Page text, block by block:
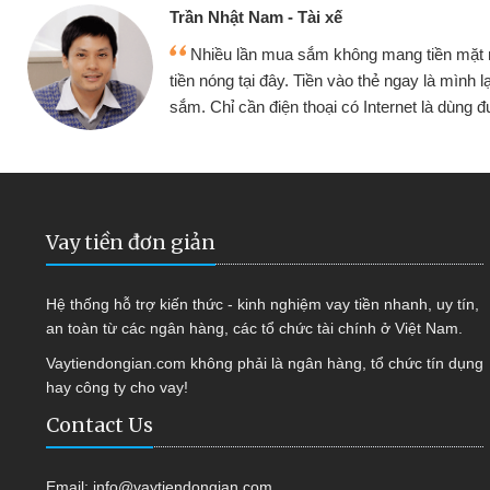
đều vay
tục mua
Tôi kinh doanh buôn bán nhỏ
hàng, nhờ biết đến website qua
quyết được công việc của mình
Vay tiền đơn giản
Hệ thống hỗ trợ kiến thức - kinh nghiệm vay tiền nhanh, uy tín,
an toàn từ các ngân hàng, các tổ chức tài chính ở Việt Nam.
Vaytiendongian.com không phải là ngân hàng, tổ chức tín dụng
hay công ty cho vay!
Contact Us